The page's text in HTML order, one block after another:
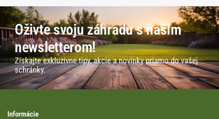
Oživte svoju záhradu s naším
newsletterom!
Získajte exkluzívne tipy, akcie a novinky priamo do vašej
schránky.
Informácie